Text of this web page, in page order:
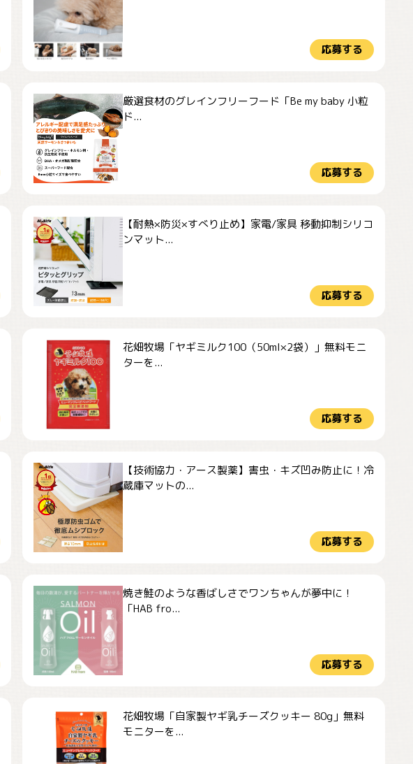
応募する
厳選食材のグレインフリーフード「Be my baby 小粒
ド...
応募する
【耐熱×防災×すべり止め】家電/家具 移動抑制シリコ
ンマット...
応募する
花畑牧場「ヤギミルク100（50ml×2袋）」無料モニ
ターを...
応募する
【技術協力・アース製薬】害虫・キズ凹み防止に！冷
蔵庫マットの...
応募する
焼き鮭のような香ばしさでワンちゃんが夢中に！
「HAB fro...
応募する
花畑牧場「自家製ヤギ乳チーズクッキー 80g」無料
モニターを...